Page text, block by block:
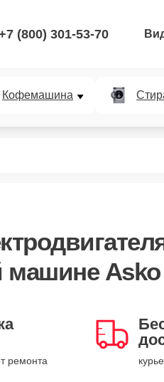
(800) 301-53-70
Кофемашина
Asko
ремонта